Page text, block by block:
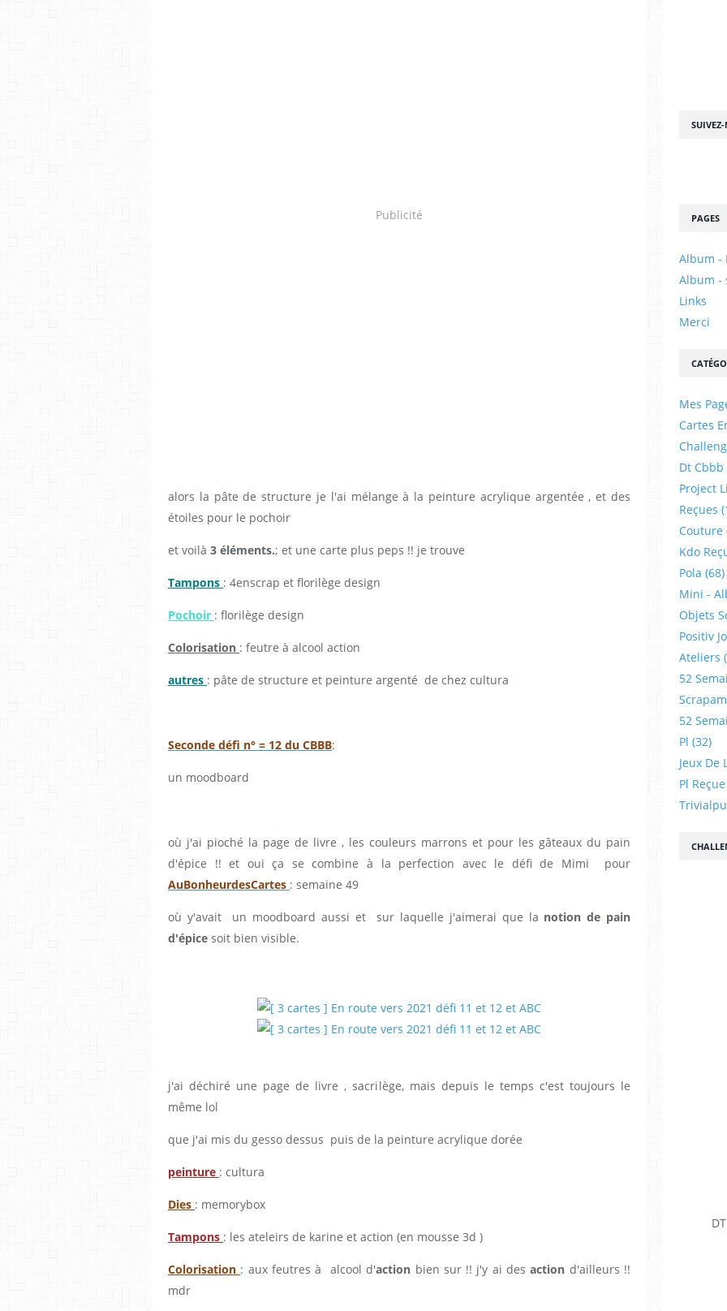
Publicité
alors la pâte de structure je l'ai mélange à la peinture acrylique argentée , et des
étoiles pour le pochoir
et voilà 3 éléments.; et une carte plus peps !! je trouve
Tampons : 4enscrap et florilège design
Pochoir : florilège design
Colorisation : feutre à alcool action
autres : pâte de structure et peinture argenté de chez cultura
Seconde défi n° = 12 du CBBB:
un moodboard
où j'ai pioché la page de livre , les couleurs marrons et pour les gâteaux du pain
d'épice !! et oui ça se combine à la perfection avec le défi de Mimi pour
AuBonheurdesCartes : semaine 49
où y'avait un moodboard aussi et sur laquelle j'aimerai que la notion de pain
d'épice soit bien visible.
j'ai déchiré une page de livre , sacrilège, mais depuis le temps c'est toujours le
même lol
que j'ai mis du gesso dessus puis de la peinture acrylique dorée
peinture : cultura
Dies : memorybox
Tampons : les ateleirs de karine et action (en mousse 3d )
Colorisation : aux feutres à alcool d'action bien sur !! j'y ai desaction d'ailleurs !!
mdr
PAGES
Album -
Album -
Links
Merci
Mes
Cartes
Dt Cbbb
Project
Reçues
Couture
Kdo
Pola (68)
Mini -
Objets
Positiv
Ateliers
52
52
Pl (32)
Jeux De
Pl Reçue